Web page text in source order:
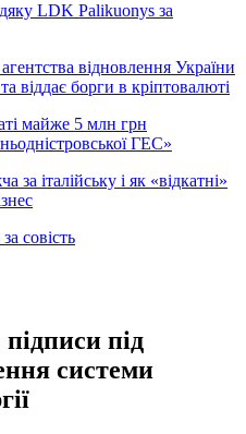
LDK Palikuonys за
відновлення України
віддає борги в кріптовалюті
майже 5 млн грн
ГЕС»
за італійську і як «відкатні»
совість
під
системи